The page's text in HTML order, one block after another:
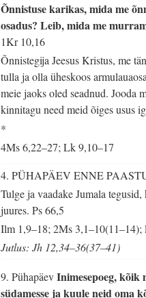
Õnnistuse karikas, mida me
osadus? Leib, mida me
1Kr 10,16
Õnnistegija Jeesus Kristus, me
tulla ja olla üheskoos
meie jaoks oled seadnud. Jooda
kinnitagu need meid õiges usus
*
4Ms 6,22–27; Lk 9,10–17
4. PÜHAPÄEV ENNE
Tulge ja vaadake Jumala
juures.Ps 66,5
Ilm 1,9–18; 2Ms 3,1–10(11–14);
Jutlus: Jh 12,34–36(37–41)
9. PühapäevInimesepoeg, kõik
südamesse ja kuule neid oma